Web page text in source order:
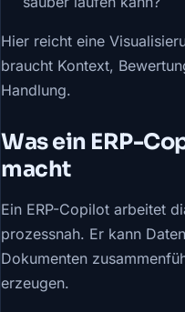
Hier reicht eine
braucht Kontext,
Handlung.
Was ein ERP-
macht
Ein ERP-Copilot arbeitet
prozessnah. Er kann
Dokumenten
erzeugen.